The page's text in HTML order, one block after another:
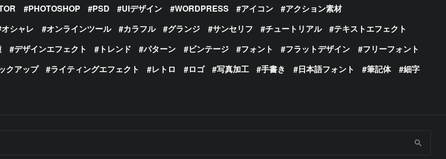
PHOTOSHOP PSD UIデザイン WORDPRESS アイコン
アクション素材
オシャレ オンラインツール カラフル グランジ サンセリフ チュートリアル
テキストエフェクト
デザインエフェクト トレンド パターン ビンテージ フォント フラットデザイン
フリーフォント
クアップ ライティングエフェクト レトロ ロゴ 写真加工 手書き 日本語フォント 筆記体
細字